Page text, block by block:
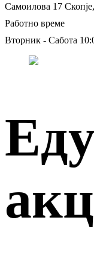
Самоилова 17
Работно време
Вторник - Сабота